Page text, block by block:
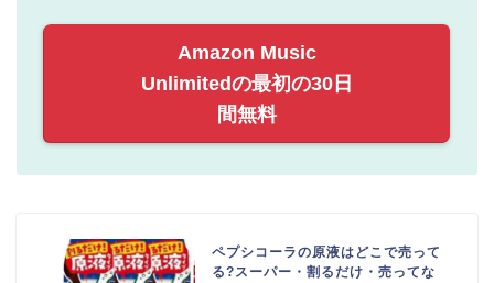
Amazon Music
Unlimitedの最初の30日
間無料
ペプシコーラの原液はどこで売って
る?スーパー・割るだけ・売ってな